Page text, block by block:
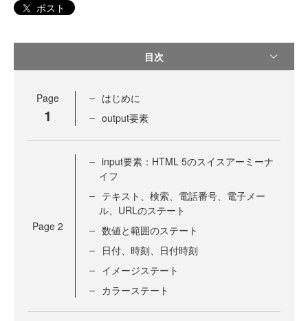
ポスト
目次
Page
1
はじめに
output要素
Page 2
input要素：HTML 5のスイスアーミーナ
イフ
テキスト、検索、電話番号、電子メー
ル、URLのステート
数値と範囲のステート
日付、時刻、日付時刻
イメージステート
カラーステート